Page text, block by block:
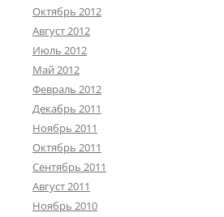
Октябрь 2012
Август 2012
Июль 2012
Май 2012
Февраль 2012
Декабрь 2011
Ноябрь 2011
Октябрь 2011
Сентябрь 2011
Август 2011
Ноябрь 2010